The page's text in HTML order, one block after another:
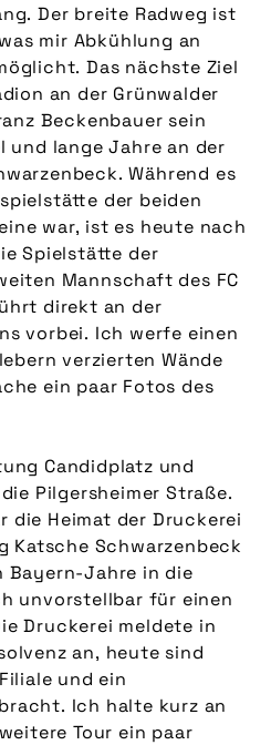
Der breite Radweg ist
mir Abkühlung an
Das nächste Ziel
an der Grünwalder
Beckenbauer sein
und lange Jahre an der
Während es
der beiden
war, ist es heute nach
Spielstätte der
Mannschaft des FC
direkt an der
vorbei. Ich werfe einen
verzierten Wände
ein paar Fotos des
Candidplatz und
Pilgersheimer Straße.
die Heimat der Druckerei
Katsche Schwarzenbeck
Bayern-Jahre in die
unvorstellbar für einen
Druckerei meldete in
an, heute sind
und ein
Ich halte kurz an
Tour ein paar